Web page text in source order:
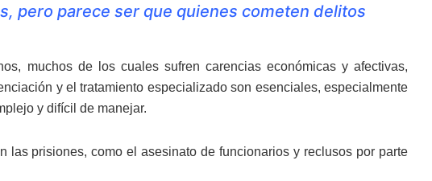
pero parece ser que quienes cometen delitos
muchos de los cuales sufren carencias económicas y afectivas,
y el tratamiento especializado son esenciales, especialmente
y difícil de manejar.
las prisiones, como el asesinato de funcionarios y reclusos por parte